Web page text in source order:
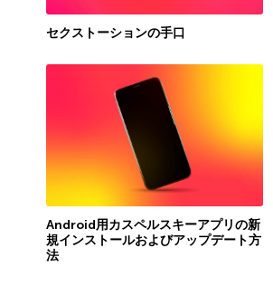
セクストーションの手口
Android用カスペルスキーアプリの新
規インストールおよびアップデート方
法